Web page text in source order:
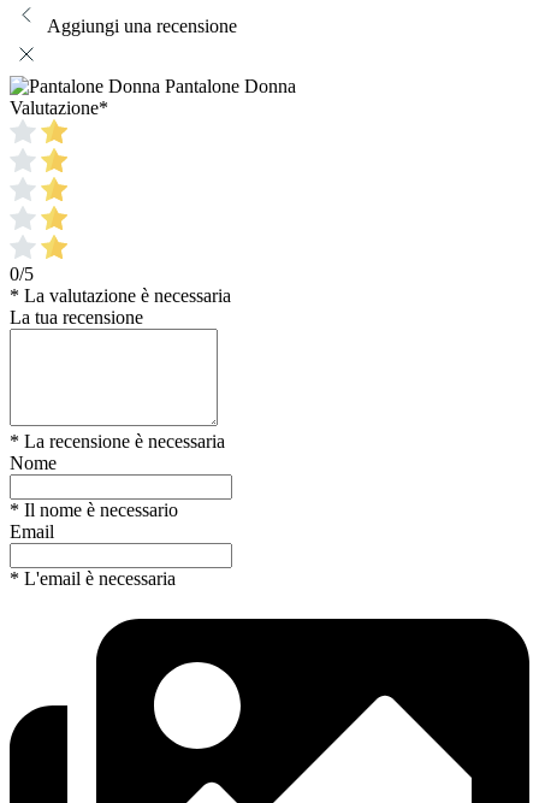
Aggiungi una recensione
Pantalone Donna
Valutazione*
0/5
* La valutazione è necessaria
La tua recensione
* La recensione è necessaria
Nome
* Il nome è necessario
Email
* L'email è necessaria